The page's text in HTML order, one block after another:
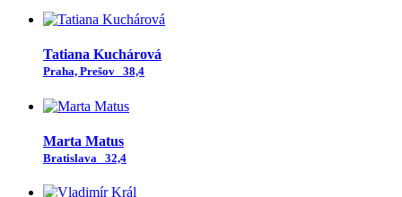
Tatiana Kuchárová
Praha, Prešov 38,4
Marta Matus
Bratislava 32,4